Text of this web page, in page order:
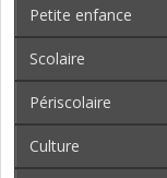
Petite enfance
Scolaire
Périscolaire
Culture